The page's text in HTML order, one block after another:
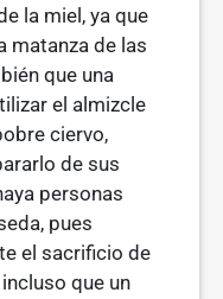
la miel, ya que
matanza de las
que una
el almizcle
ciervo,
de sus
personas
pues
el sacrificio de
que un